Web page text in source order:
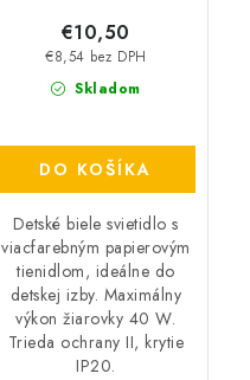
Skladom
€8,54 bez DPH
€10,50
DO KOŠÍKA
Detské biele svietidlo s
viacfarebným papierovým
tienidlom, ideálne do
detskej izby. Maximálny
výkon žiarovky 40 W.
Trieda ochrany II, krytie
IP20.